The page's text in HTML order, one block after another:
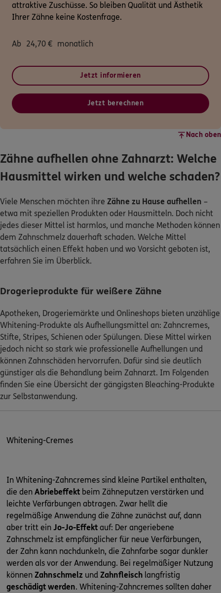
attraktive Zuschüsse. So bleiben Qualität und Ästhetik
Ihrer Zähne keine Kostenfrage.
Ab 24,70 € monatlich
Jetzt informieren
Jetzt berechnen
Nach oben
Zähne aufhellen ohne Zahnarzt: Welche
Hausmittel wirken und welche schaden?
Viele Menschen möchten ihre Zähne zu Hause aufhellen –
etwa mit speziellen Produkten oder Hausmitteln. Doch nicht
jedes dieser Mittel ist harmlos, und manche Methoden können
dem Zahnschmelz dauerhaft schaden. Welche Mittel
tatsächlich einen Effekt haben und wo Vorsicht geboten ist,
erfahren Sie im Überblick.
Drogerieprodukte für weißere Zähne
Apotheken, Drogeriemärkte und Onlineshops bieten unzählige
Whitening-Produkte als Aufhellungsmittel an: Zahncremes,
Stifte, Stripes, Schienen oder Spülungen. Diese Mittel wirken
jedoch nicht so stark wie professionelle Aufhellungen und
können Zahnschäden hervorrufen. Dafür sind sie deutlich
günstiger als die Behandlung beim Zahnarzt. Im Folgenden
finden Sie eine Übersicht der gängigsten Bleaching-Produkte
zur Selbstanwendung.
Whitening-Cremes
In Whitening-Zahncremes sind kleine Partikel enthalten,
die den Abriebeffekt beim Zähneputzen verstärken und
leichte Verfärbungen abtragen. Zwar hellt die
regelmäßige Anwendung die Zähne zunächst auf, dann
aber tritt ein Jo-Jo-Effekt auf: Der angeriebene
Zahnschmelz ist empfänglicher für neue Verfärbungen,
der Zahn kann nachdunkeln, die Zahnfarbe sogar dunkler
werden als vor der Anwendung. Bei regelmäßiger Nutzung
können Zahnschmelz und Zahnfleisch langfristig
geschädigt werden. Whitening-Zahncremes sollten daher